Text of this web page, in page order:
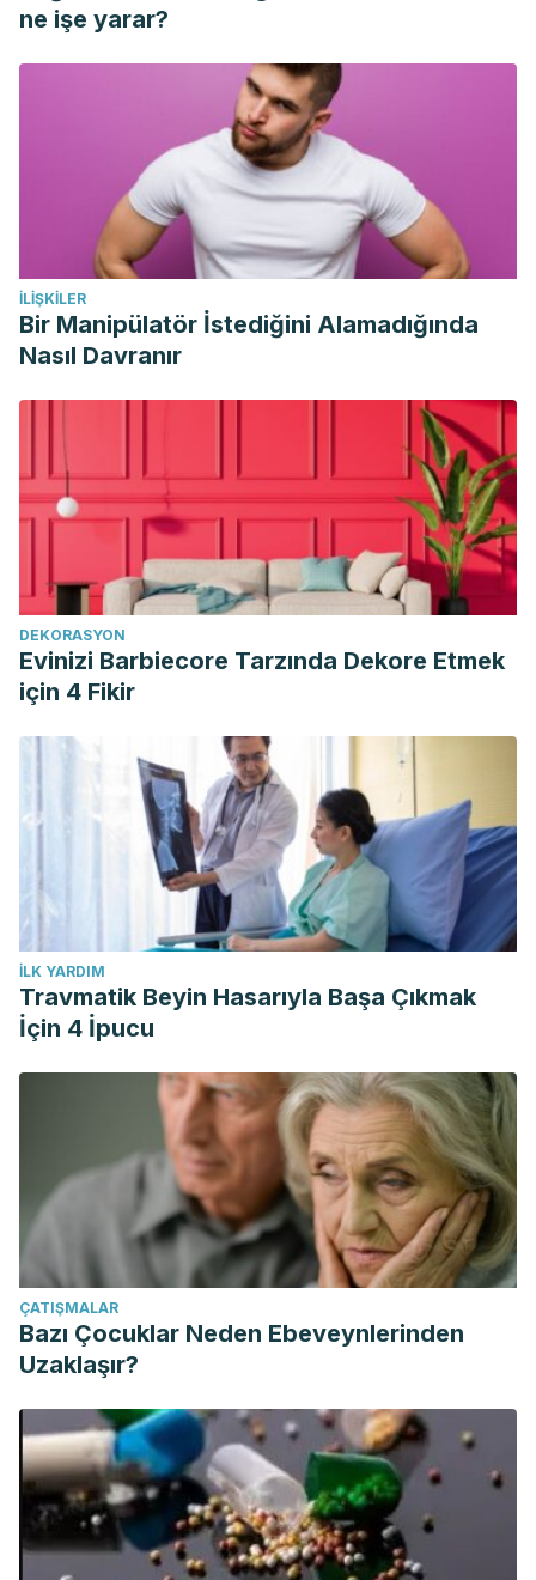
papaya
L). J. Sci. Food Agric., 83: 1279-1282. Disponible en:
https://www.researchgate.net/publication/
_and_red-fleshed_papaya_Carica_papaya_L
Cosavalente K, Ganoza S, Ganoza M. (2016). Antocianinas
totales y capacidad antioxidante in vitro de extractos de
diferente grado etanólico del fruto de
Vacciniumcorymbosum “Arándano”.UCV-Scientia,
48. Disponible en:https://doi.org/10.18050/RevUcv-
Scientia.v8n1a5
Domínguez D. (2010). Nutrición y ejercicio. Endocrinología
y Nutrición. Disponible en:
Meza E, Núñez B, Maldonado O. (2018). Evaluación de la
composición nutricional de alimentos procesados y
ultraprocesados de acuerdo al perfil de alimentos de la
Organización Panamericana de la Salud, con énfasis en
nutrientes críticos. Memorias del Instituto de
Investigaciones de Ciencias de la Salud; Vol. 16(1).
Disponible en:
http://archivo.bc.una.py/index.php/RIIC/article/view/1332
matricaria chamomilla l. y experiencias en Nicaragua.
Revista Ciencia Y Tecnología El Higo
en: https://doi.org/10.5377/elhigo.v10i1.9927
Moreira V, López A. (2006). Intolerancia a la lactosa.
Revista Española de Enfermedades Digestivas. (Madrid);
Vol. 98. N.° 2, pp. 143. Disponible en:
https://scielo.isciii.es/scielo.php?
script=sci_arttext&pid=S1130-01082006000200009
Nih.gov. (Nov 2022). Ácidos grasos omega-3. Disponible
en: https://ods.od.nih.gov/factsheets/Omega3FattyAcids-
DatosEnEspanol/
Paradis M, Couture P, Gigleux I, et al. (2015). Impact of
systemic enzyme supplementation on low-grade
inflammation in humans.Pharma Nutrition, 3(3), 83-88.
Disponible en:
https://www.sciencedirect.com/science/article/pii/
Vázquez L, López P, López A, et al. (2017). Efectos del té
verde y su contenido de galato de epigalocatequina
(EGCG) sobre el peso corporal y la masa grasa en
humanos. Una revisión sistemática.
34(3), 731-737 Disponible en:
https://scielo.isciii.es/scielo.php?pid=S0212-
16112017000300731&script=sci_arttext&tlng=pt
ne işe yarar?
İLIŞKILER
Bir Manipülatör İstediğini Alamadığında
Nasıl Davranır
DEKORASYON
Evinizi Barbiecore Tarzında Dekore Etmek
için 4 Fikir
İLK YARDIM
Travmatik Beyin Hasarıyla Başa Çıkmak
İçin 4 İpucu
ÇATIŞMALAR
Bazı Çocuklar Neden Ebeveynlerinden
Uzaklaşır?